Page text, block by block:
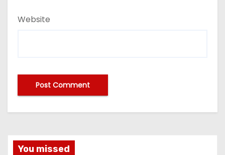
Website
You missed